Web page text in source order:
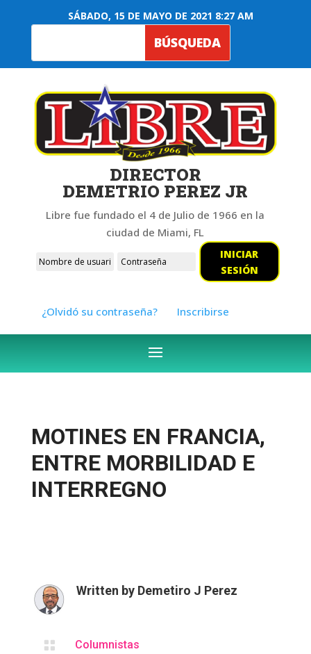
SÁBADO, 15 DE MAYO DE 2021 8:27 AM
DIRECTOR
DEMETRIO PEREZ JR
Libre fue fundado el 4 de Julio de 1966 en la
ciudad de Miami, FL
INICIAR
SESIÓN
¿Olvidó su contraseña? Inscribirse
MOTINES EN FRANCIA,
ENTRE MORBILIDAD E
INTERREGNO
Written by Demetiro J Perez
 Columnistas